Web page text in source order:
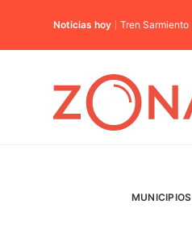
Noticias hoy Tren Sarmiento
MUNICIPIOS